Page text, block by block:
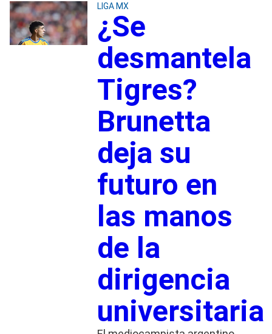
LIGA MX
¿Se
desmantela
Tigres?
Brunetta
deja su
futuro en
las manos
de la
dirigencia
universitaria